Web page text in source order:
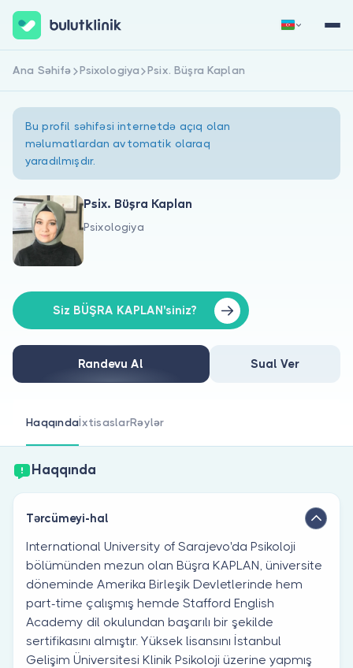
Haqqımızda
Xəstələr üçün
Həkimlər üçün
Qeydiyyat Daxil Ol
Ana Səhifə Psixologiya Psix. Büşra Kaplan
Bu profil səhifəsi internetdə açıq olan
məlumatlardan avtomatik olaraq
yaradılmışdır.
Psix. Büşra Kaplan
Psixologiya
Siz BÜŞRA KAPLAN'siniz?
Randevu Al Sual Ver
HaqqındaİxtisaslarRəylər
Haqqında
Tərcümeyi-hal
International University of Sarajevo'da Psikoloji
bölümünden mezun olan Büşra KAPLAN, üniversite
döneminde Amerika Birleşik Devletlerinde hem
part-time çalışmış hemde Stafford English
Academy dil okulundan başarılı bir şekilde
sertifikasını almıştır. Yüksek lisansını İstanbul
Gelişim Üniversitesi Klinik Psikoloji üzerine yapmış